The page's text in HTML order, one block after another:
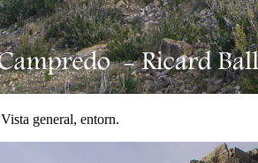
Vista general, entorn.